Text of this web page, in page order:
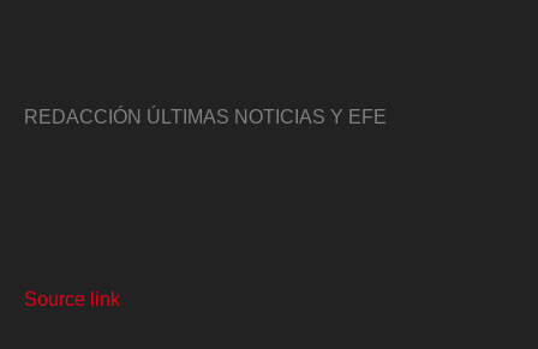
REDACCIÓN ÚLTIMAS NOTICIAS Y EFE
Source link